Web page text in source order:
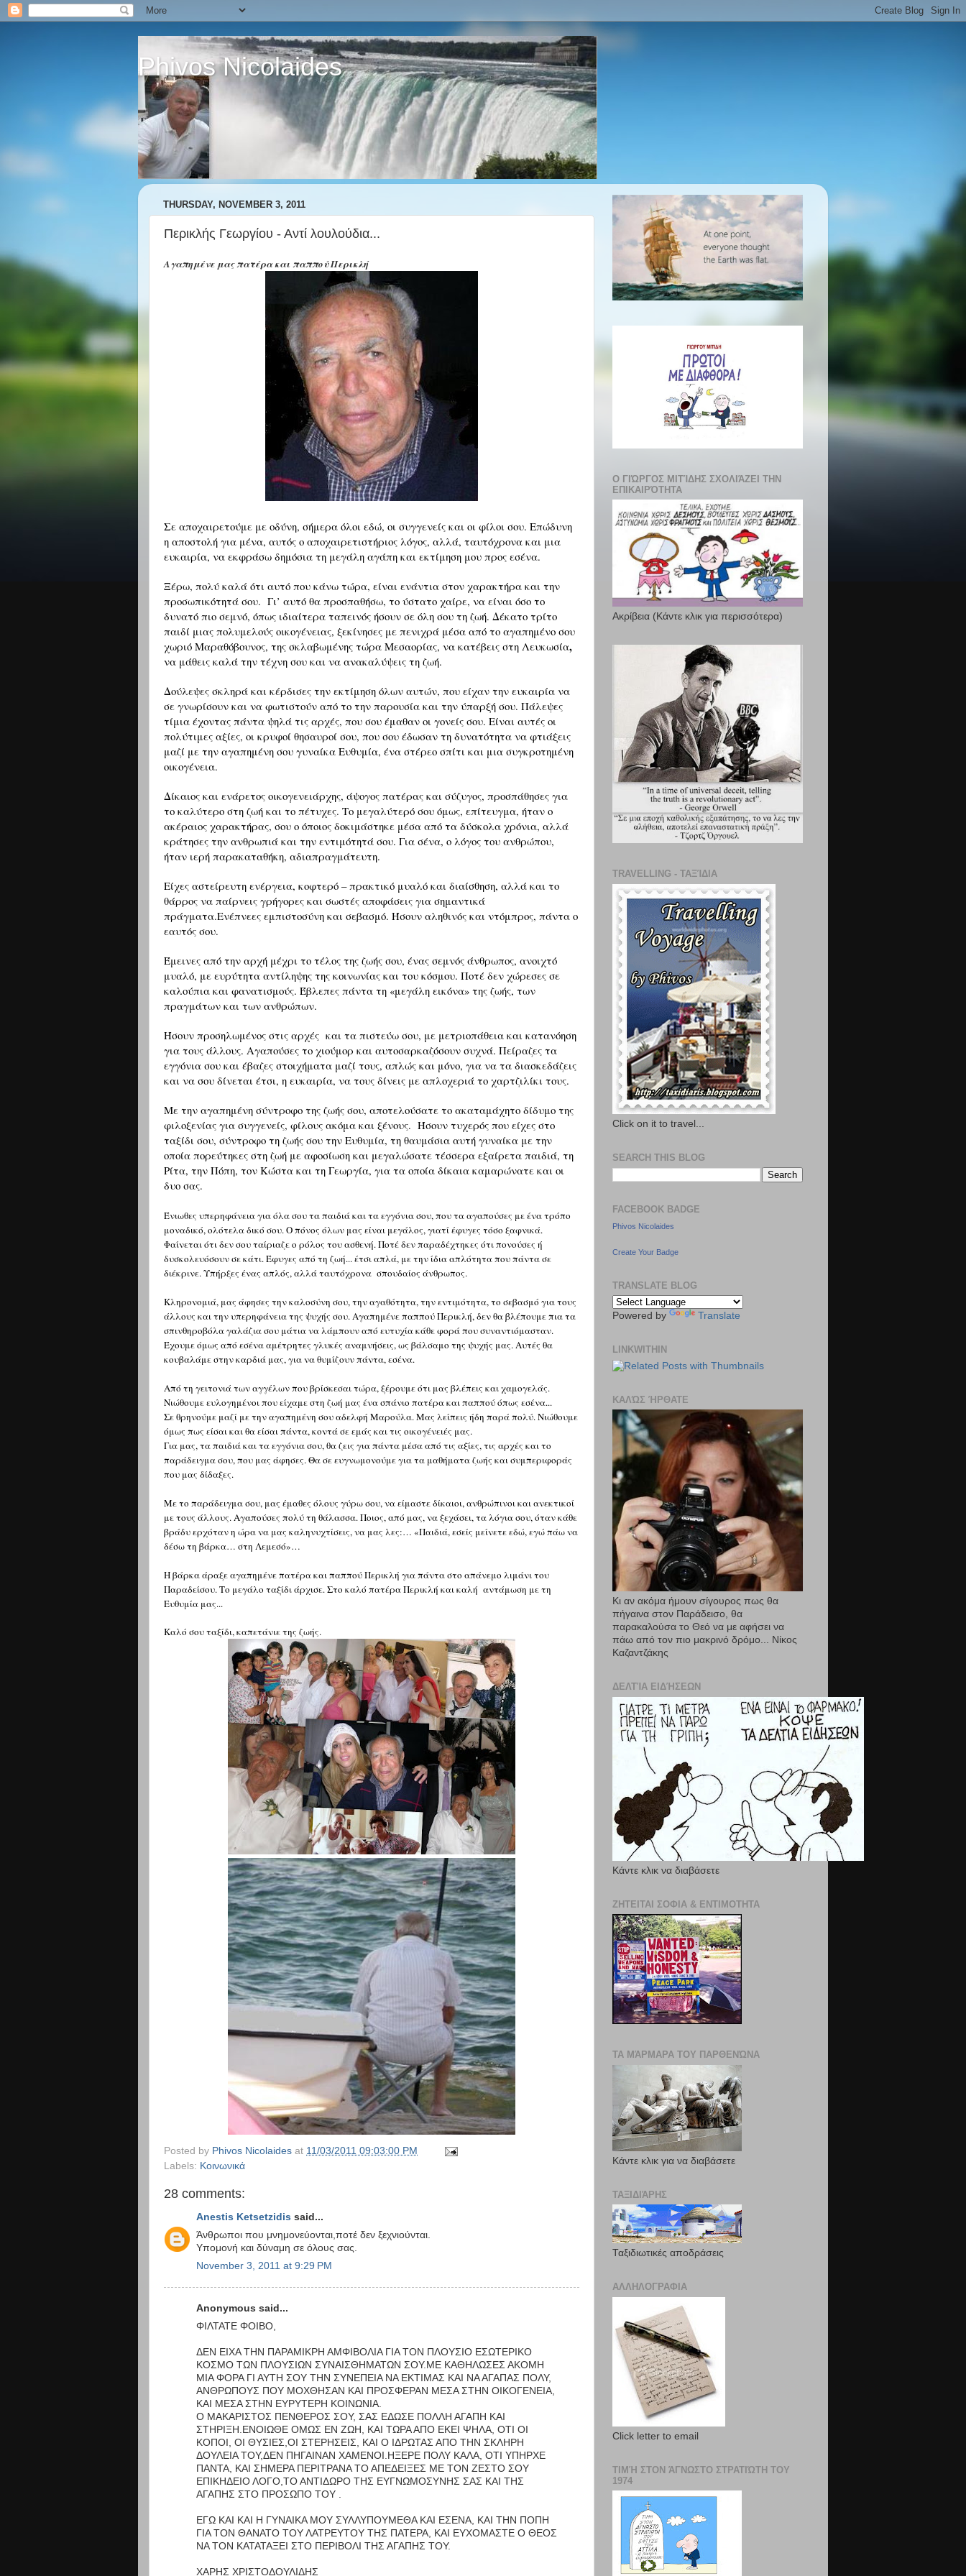
Phivos Nicolaides
THURSDAY, NOVEMBER 3, 2011
Περικλής Γεωργίου - Αντί λουλούδια...
Αγαπημένε μας πατέρα και παππού Περικλή
Σε αποχαιρετούμε με οδύνη, σήμερα όλοι εδώ, οι συγγενείς και οι φίλοι σου. Επώδυνη
η αποστολή για μένα, αυτός ο αποχαιρετιστήριος λόγος, αλλά, ταυτόχρονα και μια
ευκαιρία, να εκφράσω δημόσια τη μεγάλη αγάπη και εκτίμηση μου προς εσένα.
Ξέρω, πολύ καλά ότι αυτό που κάνω τώρα, είναι ενάντια στον χαρακτήρα και την
προσωπικότητά σου. Γι’ αυτό θα προσπαθήσω, το ύστατο χαίρε, να είναι όσο το
δυνατό πιο σεμνό, όπως ιδιαίτερα ταπεινός ήσουν σε όλη σου τη ζωή. Δέκατο τρίτο
παιδί μιας πολυμελούς οικογένειας, ξεκίνησες με πενιχρά μέσα από το αγαπημένο σου
χωριό Μαραθόβουνος, της σκλαβωμένης τώρα Μεσαορίας, να κατέβεις στη Λευκωσία,
να μάθεις καλά την τέχνη σου και να ανακαλύψεις τη ζωή.
Δούλεψες σκληρά και κέρδισες την εκτίμηση όλων αυτών, που είχαν την ευκαιρία να
σε γνωρίσουν και να φωτιστούν από το την παρουσία και την ύπαρξή σου. Πάλεψες
τίμια έχοντας πάντα ψηλά τις αρχές, που σου έμαθαν οι γονείς σου. Είναι αυτές οι
πολύτιμες αξίες, οι κρυφοί θησαυροί σου, που σου έδωσαν τη δυνατότητα να φτιάξεις
μαζί με την αγαπημένη σου γυναίκα Ευθυμία, ένα στέρεο σπίτι και μια συγκροτημένη
οικογένεια.
Δίκαιος και ενάρετος οικογενειάρχης, άψογος πατέρας και σύζυγος, προσπάθησες για
το καλύτερο στη ζωή και το πέτυχες. Το μεγαλύτερό σου όμως, επίτευγμα, ήταν ο
ακέραιος χαρακτήρας, σου ο όποιος δοκιμάστηκε μέσα από τα δύσκολα χρόνια, αλλά
κράτησες την ανθρωπιά και την εντιμότητά σου. Για σένα, ο λόγος του ανθρώπου,
ήταν ιερή παρακαταθήκη, αδιαπραγμάτευτη.
Είχες αστείρευτη ενέργεια, κοφτερό – πρακτικό μυαλό και διαίσθηση, αλλά και το
θάρρος να παίρνεις γρήγορες και σωστές αποφάσεις για σημαντικά
πράγματα.Ενέπνεες εμπιστοσύνη και σεβασμό. Ήσουν αληθινός και ντόμπρος, πάντα ο
εαυτός σου.
Έμεινες από την αρχή μέχρι το τέλος της ζωής σου, ένας σεμνός άνθρωπος, ανοιχτό
μυαλό, με ευρύτητα αντίληψης της κοινωνίας και του κόσμου. Ποτέ δεν χώρεσες σε
καλούπια και φανατισμούς. Έβλεπες πάντα τη «μεγάλη εικόνα» της ζωής, των
πραγμάτων και των ανθρώπων.
Ήσουν προσηλωμένος στις αρχές και τα πιστεύω σου, με μετριοπάθεια και κατανόηση
για τους άλλους. Αγαπούσες το χιούμορ και αυτοσαρκαζόσουν συχνά. Πείραζες τα
εγγόνια σου και έβαζες στοιχήματα μαζί τους, απλώς και μόνο, για να τα διασκεδάζεις
και να σου δίνεται έτσι, η ευκαιρία, να τους δίνεις με απλοχεριά το χαρτζιλίκι τους.
Με την αγαπημένη σύντροφο της ζωής σου, αποτελούσατε το ακαταμάχητο δίδυμο της
φιλοξενίας για συγγενείς, φίλους ακόμα και ξένους. Ήσουν τυχερός που είχες στο
ταξίδι σου, σύντροφο τη ζωής σου την Ευθυμία, τη θαυμάσια αυτή γυναίκα με την
οποία πορεύτηκες στη ζωή με αφοσίωση και μεγαλώσατε τέσσερα εξαίρετα παιδιά, τη
Ρίτα, την Πόπη, τον Κώστα και τη Γεωργία, για τα οποία δίκαια καμαρώνατε και οι
δυο σας.
Ένιωθες υπερηφάνεια για όλα σου τα παιδιά και τα εγγόνια σου, που τα αγαπούσες με ένα τρόπο
μοναδικό, ολότελα δικό σου. Ο πόνος όλων μας είναι μεγάλος, γιατί έφυγες τόσο ξαφνικά.
Φαίνεται ότι δεν σου ταίριαζε ο ρόλος του ασθενή. Ποτέ δεν παραδέχτηκες ότι πονούσες ή
δυσκολευόσουν σε κάτι. Έφυγες από τη ζωή... έτσι απλά, με την ίδια απλότητα που πάντα σε
διέκρινε. Υπήρξες ένας απλός, αλλά ταυτόχρονα σπουδαίος άνθρωπος.
Κληρονομιά, μας άφησες την καλοσύνη σου, την αγαθότητα, την εντιμότητα, το σεβασμό για τους
άλλους και την υπερηφάνεια της ψυχής σου. Αγαπημένε παππού Περικλή, δεν θα βλέπουμε πια τα
σπινθηροβόλα γαλάζια σου μάτια να λάμπουν από ευτυχία κάθε φορά που συναντιόμασταν.
Έχουμε όμως από εσένα αμέτρητες γλυκές αναμνήσεις, ως βάλσαμο της ψυχής μας. Αυτές θα
κουβαλάμε στην καρδιά μας, για να θυμίζουν πάντα, εσένα.
Από τη γειτονιά των αγγέλων που βρίσκεσαι τώρα, ξέρουμε ότι μας βλέπεις και χαμογελάς.
Νιώθουμε ευλογημένοι που είχαμε στη ζωή μας ένα σπάνιο πατέρα και παππού όπως εσένα...
Σε θρηνούμε μαζί με την αγαπημένη σου αδελφή Μαρούλα. Μας λείπεις ήδη παρά πολύ. Νιώθουμε
όμως πως είσαι και θα είσαι πάντα, κοντά σε εμάς και τις οικογένειές μας.
Για μας, τα παιδιά και τα εγγόνια σου, θα ζεις για πάντα μέσα από τις αξίες, τις αρχές και το
παράδειγμα σου, που μας άφησες. Θα σε ευγνωμονούμε για τα μαθήματα ζωής και συμπεριφοράς
που μας δίδαξες.
Με το παράδειγμα σου, μας έμαθες όλους γύρω σου, να είμαστε δίκαιοι, ανθρώπινοι και ανεκτικοί
με τους άλλους. Αγαπούσες πολύ τη θάλασσα. Ποιος, από μας, να ξεχάσει, τα λόγια σου, όταν κάθε
βράδυ ερχόταν η ώρα να μας καληνυχτίσεις, να μας λες:… «Παιδιά, εσείς μείνετε εδώ, εγώ πάω να
δέσω τη βάρκα… στη Λεμεσό»…
Η βάρκα άραξε αγαπημένε πατέρα και παππού Περικλή για πάντα στο απάνεμο λιμάνι του
Παραδείσου. Το μεγάλο ταξίδι άρχισε. Στο καλό πατέρα Περικλή και καλή αντάμωση με τη
Ευθυμία μας...
Καλό σου ταξίδι, καπετάνιε της ζωής.
Posted by Phivos Nicolaides at 11/03/2011 09:03:00 PM
Labels: Κοινωνικά
28 comments:
Anestis Ketsetzidis said...
Άνθρωποι που μνημονεύονται,ποτέ δεν ξεχνιούνται.
Υπομονή και δύναμη σε όλους σας.
November 3, 2011 at 9:29 PM
Anonymous said...
ΦΙΛΤΑΤΕ ΦΟΙΒΟ,
ΔΕΝ ΕΙΧΑ ΤΗΝ ΠΑΡΑΜΙΚΡΗ ΑΜΦΙΒΟΛΙΑ ΓΙΑ ΤΟΝ ΠΛΟΥΣΙΟ ΕΣΩΤΕΡΙΚΟ
ΚΟΣΜΟ ΤΩΝ ΠΛΟΥΣΙΩΝ ΣΥΝΑΙΣΘΗΜΑΤΩΝ ΣΟΥ.ΜΕ ΚΑΘΗΛΩΣΕΣ ΑΚΟΜΗ
ΜΙΑ ΦΟΡΑ ΓΙ ΑΥΤΗ ΣΟΥ ΤΗΝ ΣΥΝΕΠΕΙΑ ΝΑ ΕΚΤΙΜΑΣ ΚΑΙ ΝΑ ΑΓΑΠΑΣ ΠΟΛΥ,
ΑΝΘΡΩΠΟΥΣ ΠΟΥ ΜΟΧΘΗΣΑΝ ΚΑΙ ΠΡΟΣΦΕΡΑΝ ΜΕΣΑ ΣΤΗΝ ΟΙΚΟΓΕΝΕΙΑ,
ΚΑΙ ΜΕΣΑ ΣΤΗΝ ΕΥΡΥΤΕΡΗ ΚΟΙΝΩΝΙΑ.
Ο ΜΑΚΑΡΙΣΤΟΣ ΠΕΝΘΕΡΟΣ ΣΟΥ, ΣΑΣ ΕΔΩΣΕ ΠΟΛΛΗ ΑΓΑΠΗ ΚΑΙ
ΣΤΗΡΙΞΗ.ΕΝΟΙΩΘΕ ΟΜΩΣ ΕΝ ΖΩΗ, ΚΑΙ ΤΩΡΑ ΑΠΟ ΕΚΕΙ ΨΗΛΑ, ΟΤΙ ΟΙ
ΚΟΠΟΙ, ΟΙ ΘΥΣΙΕΣ,ΟΙ ΣΤΕΡΗΣΕΙΣ, ΚΑΙ Ο ΙΔΡΩΤΑΣ ΑΠΟ ΤΗΝ ΣΚΛΗΡΗ
ΔΟΥΛΕΙΑ ΤΟΥ,ΔΕΝ ΠΗΓΑΙΝΑΝ ΧΑΜΕΝΟΙ.ΗΞΕΡΕ ΠΟΛΥ ΚΑΛΑ, ΟΤΙ ΥΠΗΡΧΕ
ΠΑΝΤΑ, ΚΑΙ ΣΗΜΕΡΑ ΠΕΡΙΤΡΑΝΑ ΤΟ ΑΠΕΔΕΙΞΕΣ ΜΕ ΤΟΝ ΖΕΣΤΟ ΣΟΥ
ΕΠΙΚΗΔΕΙΟ ΛΟΓΟ,ΤΟ ΑΝΤΙΔΩΡΟ ΤΗΣ ΕΥΓΝΩΜΟΣΥΝΗΣ ΣΑΣ ΚΑΙ ΤΗΣ
ΑΓΑΠΗΣ ΣΤΟ ΠΡΟΣΩΠΟ ΤΟΥ .
ΕΓΩ ΚΑΙ ΚΑΙ Η ΓΥΝΑΙΚΑ ΜΟΥ ΣΥΛΛΥΠΟΥΜΕΘΑ ΚΑΙ ΕΣΕΝΑ, ΚΑΙ ΤΗΝ ΠΟΠΗ
ΓΙΑ ΤΟΝ ΘΑΝΑΤΟ ΤΟΥ ΛΑΤΡΕΥΤΟΥ ΤΗΣ ΠΑΤΕΡΑ, ΚΑΙ ΕΥΧΟΜΑΣΤΕ Ο ΘΕΟΣ
ΝΑ ΤΟΝ ΚΑΤΑΤΑΞΕΙ ΣΤΟ ΠΕΡΙΒΟΛΙ ΤΗΣ ΑΓΑΠΗΣ ΤΟΥ.
ΧΑΡΗΣ ΧΡΙΣΤΟΔΟΥΛΙΔΗΣ
Ο ΓΙΏΡΓΟΣ ΜΙΤΊΔΗΣ ΣΧΟΛΙΆΖΕΙ ΤΗΝ
ΕΠΙΚΑΙΡΌΤΗΤΑ
Ακρίβεια (Κάντε κλικ για περισσότερα)
TRAVELLING - ΤΑΞΊΔΙΑ
Click on it to travel...
SEARCH THIS BLOG
FACEBOOK BADGE
Phivos Nicolaides
Create Your Badge
TRANSLATE BLOG
Powered by Translate
LINKWITHIN
ΚΑΛΏΣ ΉΡΘΑΤΕ
Κι αν ακόμα ήμουν σίγουρος πως θα
πήγαινα στον Παράδεισο, θα
παρακαλούσα το Θεό να με αφήσει να
πάω από τον πιο μακρινό δρόμο... Νίκος
Καζαντζάκης
ΔΕΛΤΊΑ ΕΙΔΉΣΕΩΝ
Κάντε κλικ να διαβάσετε
ΖΗΤΕΙΤΑΙ ΣΟΦΙΑ & ΕΝΤΙΜΟΤΗΤΑ
ΤΑ ΜΆΡΜΑΡΑ ΤΟΥ ΠΑΡΘΕΝΏΝΑ
Κάντε κλικ για να διαβάσετε
ΤΑΞΙΔΙΆΡΗΣ
Ταξιδιωτικές αποδράσεις
ΑΛΛΗΛΟΓΡΑΦΙΑ
Click letter to email
ΤΙΜΉ ΣΤΟΝ ΆΓΝΩΣΤΟ ΣΤΡΑΤΙΏΤΗ ΤΟΥ
1974